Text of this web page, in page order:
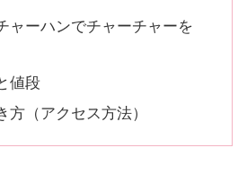
ャーハンでチャーチャーを
値段
方（アクセス方法）